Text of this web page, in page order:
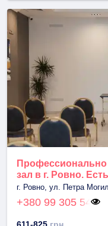
зал в г. Ровно.
г. Ровно, ул. Петра
+380 99 305 54